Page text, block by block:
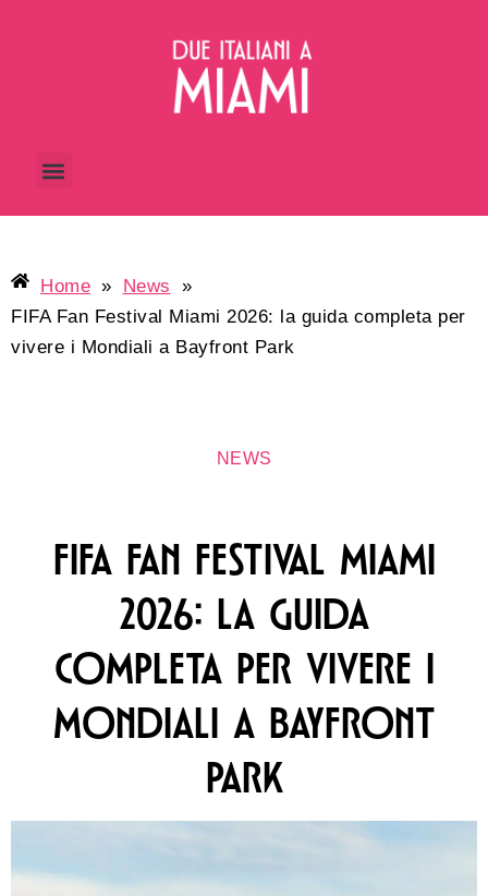
Home » News
»
FIFA Fan Festival Miami 2026: la guida completa per
vivere i Mondiali a Bayfront Park
NEWS
FIFA FAN FESTIVAL MIAMI
2026: LA GUIDA
COMPLETA PER VIVERE I
MONDIALI A BAYFRONT
PARK